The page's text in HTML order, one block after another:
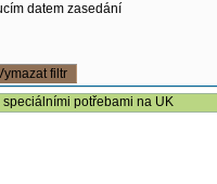
datem zasedání
speciálními potřebami na UK